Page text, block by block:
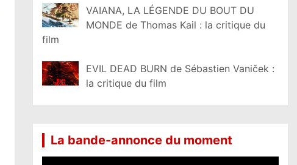
VAIANA, LA LÉGENDE DU BOUT DU
MONDE de Thomas Kail : la critique du
film
EVIL DEAD BURN de Sébastien Vaniček :
la critique du film
La bande-annonce du moment